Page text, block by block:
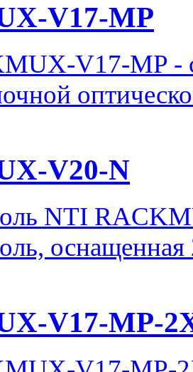
V17-MP
V17-MP -
V20-N
NTI
V17-MP-